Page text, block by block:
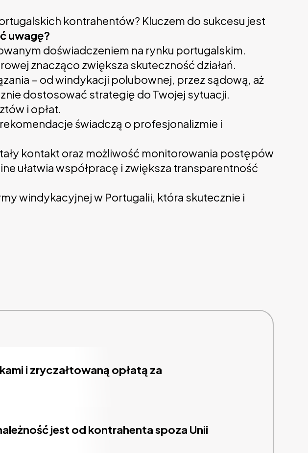
kontrahentów? Kluczem do sukcesu jest
uwagę?
doświadczeniem na rynku portugalskim.
znacząco zwiększa skuteczność działań.
– od windykacji polubownej, przez sądową, aż
dostosować strategię do Twojej sytuacji.
i opłat.
świadczą o profesjonalizmie i
kontakt oraz możliwość monitorowania postępów
ułatwia współpracę i zwiększa transparentność
windykacyjnej w Portugalii, która skutecznie i
i zryczałtowaną opłatą za
jest od kontrahenta spoza Unii